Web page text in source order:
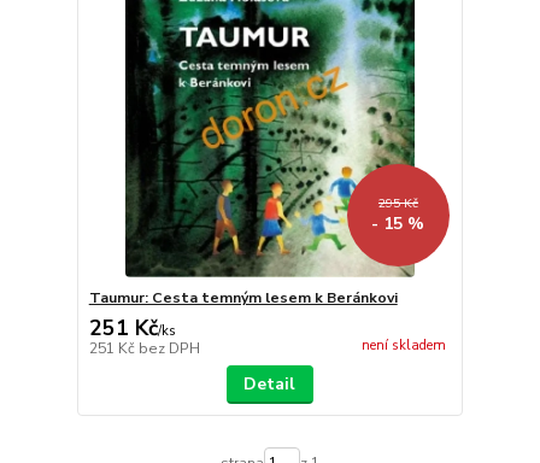
295 Kč
- 15 %
Taumur: Cesta temným lesem k Beránkovi
251 Kč/ks
251 Kč bez DPH není skladem
Detail